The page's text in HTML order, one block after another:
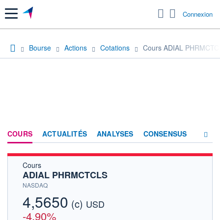
Menu Connexion
Bourse Actions Cotations Cours ADIAL
COURS ACTUALITÉS ANALYSES CONSENSUS
Cours
ADIAL PHRMCTCLS
NASDAQ
4,5650 (c) USD
-4,90%